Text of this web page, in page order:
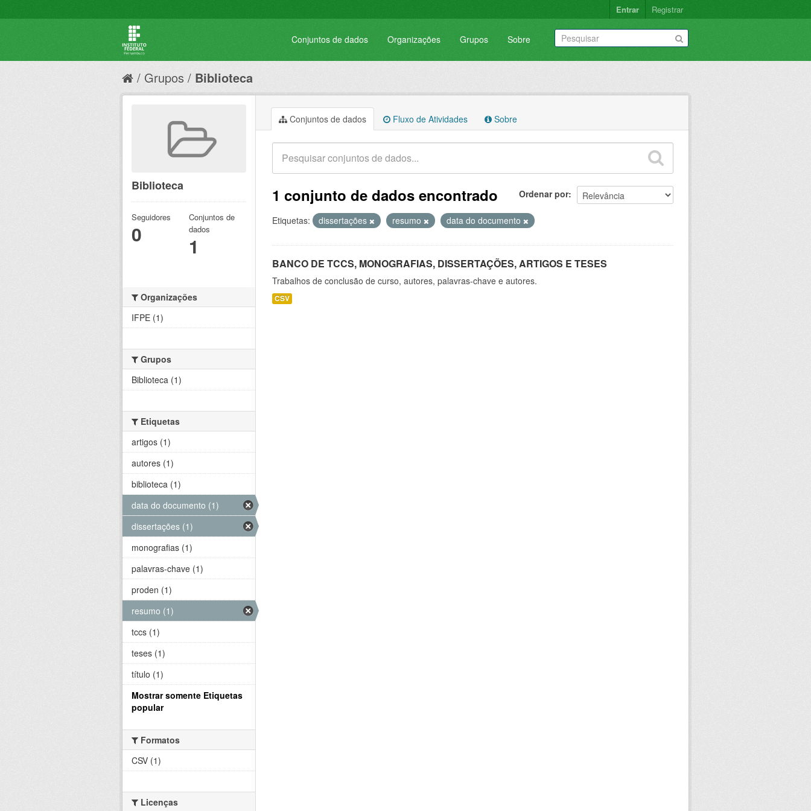
Entrar Registrar
Conjuntos de dados Organizações Grupos Sobre
Grupos Biblioteca
Conjuntos de dados Fluxo de Atividades Sobre
Ordenar por
1 conjunto de dados encontrado
Etiquetas: dissertações resumo data do documento
BANCO DE TCCS, MONOGRAFIAS, DISSERTAÇÕES, ARTIGOS E TESES
Trabalhos de conclusão de curso, autores, palavras-chave e autores.
CSV
Biblioteca
Seguidores
0
Conjuntos de
dados
1
Organizações
IFPE (1)
Grupos
Biblioteca (1)
Etiquetas
artigos (1)
autores (1)
biblioteca (1)
data do documento (1)
dissertações (1)
monografias (1)
palavras-chave (1)
proden (1)
resumo (1)
tccs (1)
teses (1)
título (1)
Mostrar somente Etiquetas
popular
Formatos
CSV (1)
Licenças